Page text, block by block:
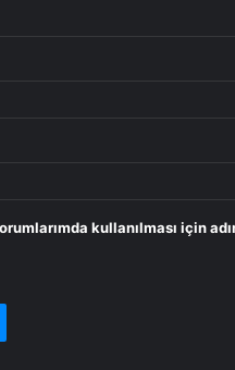
kullanılması için